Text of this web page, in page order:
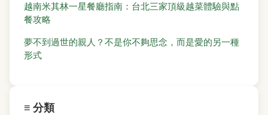
越南米其林一星餐廳指南：台北三家頂級越菜體驗與點
餐攻略
夢不到過世的親人？不是你不夠思念，而是愛的另一種
形式
≡ 分類